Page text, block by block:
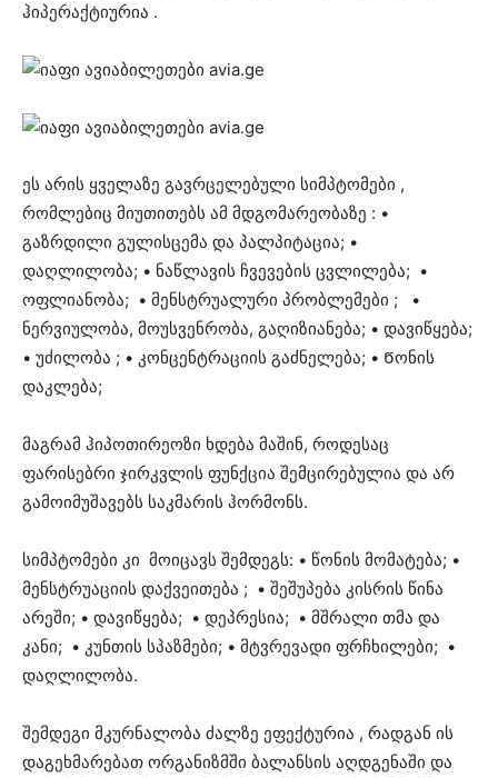
ჰიპერაქტიურია .
ეს არის ყველაზე გავრცელებული სიმპტომები ,
რომლებიც მიუთითებს ამ მდგომარეობაზე : •
გაზრდილი გულისცემა და პალპიტაცია; •
დაღლილობა; • ნაწლავის ჩვევების ცვლილება; •
ოფლიანობა; • მენსტრუალური პრობლემები ; •
ნერვიულობა, მოუსვენრობა, გაღიზიანება; • დავიწყება;
• უძილობა ; • კონცენტრაციის გაძნელება; • Წონის
დაკლება;
მაგრამ ჰიპოთირეოზი ხდება მაშინ, როდესაც
ფარისებრი ჯირკვლის ფუნქცია შემცირებულია და არ
გამოიმუშავებს საკმარის ჰორმონს.
სიმპტომები კი მოიცავს შემდეგს: • წონის მომატება; •
მენსტრუაციის დაქვეითება ; • შეშუპება კისრის წინა
არეში; • დავიწყება; • დეპრესია; • მშრალი თმა და
კანი; • კუნთის სპაზმები; • მტვრევადი ფრჩხილები; •
დაღლილობა.
შემდეგი მკურნალობა ძალზე ეფექტურია , რადგან ის
დაგეხმარებათ ორგანიზმში ბალანსის აღდგენაში და